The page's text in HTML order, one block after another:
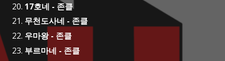
17호네 - 존클
무천도사네 - 존클
우마왕 - 존클
부르마네 - 존클